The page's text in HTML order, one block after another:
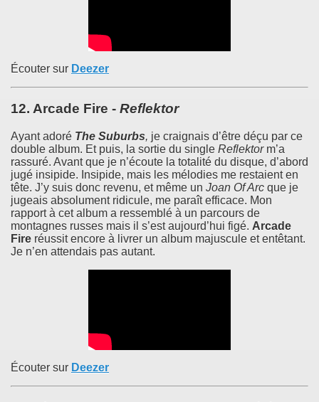
Écouter sur Deezer
12. Arcade Fire - Reflektor
Ayant adoré The Suburbs, je craignais d’être déçu par ce
double album. Et puis, la sortie du single Reflektorm’a
rassuré. Avant que je n’écoute la totalité du disque, d’abord
jugé insipide. Insipide, mais les mélodies me restaient en
tête. J’y suis donc revenu, et même un Joan Of Arc que je
jugeais absolument ridicule, me paraît efficace. Mon
rapport à cet album a ressemblé à un parcours de
montagnes russes mais il s’est aujourd’hui figé. Arcade
Fire réussit encore à livrer un album majuscule et entêtant.
Je n’en attendais pas autant.
Écouter sur Deezer